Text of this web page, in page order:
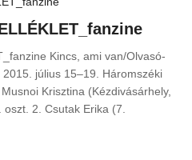
Kincs, ami van/Olvasó-
július 15–19. Háromszéki
Krisztina (Kézdivásárhely,
2. Csutak Erika (7.